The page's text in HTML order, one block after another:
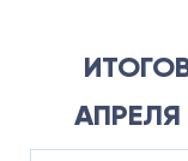
АПРЕЛЯ